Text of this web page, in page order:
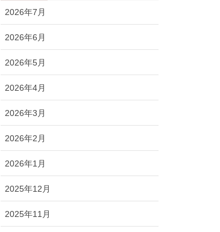
2026年7月
2026年6月
2026年5月
2026年4月
2026年3月
2026年2月
2026年1月
2025年12月
2025年11月